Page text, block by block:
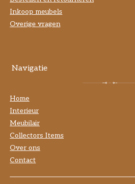
Inkoop meubels
Overige vragen
Navigatie
Home
Interieur
Meubilair
Collectors Items
Over ons
Contact